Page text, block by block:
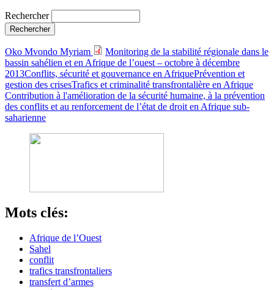
Rechercher
Oko Mvondo Myriam
Monitoring de la stabilité régionale dans le
bassin sahélien et en Afrique de l’ouest – octobre à décembre
2013Conflits, sécurité et gouvernance en AfriquePrévention et
gestion des crisesTrafics et criminalité transfrontalière en Afrique
Contribution à l'amélioration de la sécurité humaine, à la prévention
des conflits et au renforcement de l’état de droit en Afrique sub-
saharienne
Mots clés:
Afrique de l’Ouest
Sahel
conflit
trafics transfrontaliers
transfert d’armes